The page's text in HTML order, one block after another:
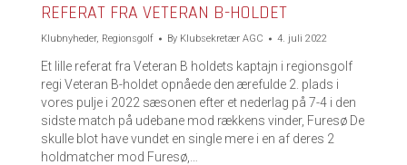
REFERAT FRA VETERAN B-HOLDET
Klubnyheder, Regionsgolf By Klubsekretær AGC 4. juli 2022
Et lille referat fra Veteran B holdets kaptajn i regionsgolf
regi Veteran B-holdet opnåede den ærefulde 2. plads i
vores pulje i 2022 sæsonen efter et nederlag på 7-4 i den
sidste match på udebane mod rækkens vinder, Furesø De
skulle blot have vundet en single mere i en af deres 2
holdmatcher mod Furesø,…